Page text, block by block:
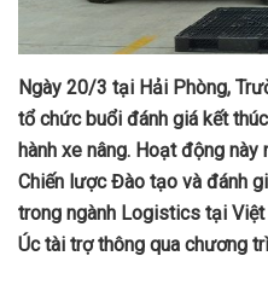
Ngày 20/3 tại Hải Phòng,
tổ chức buổi đánh giá kết
hành xe nâng. Hoạt động
Chiến lược Đào tạo và đánh
trong ngành Logistics tại
Úc tài trợ thông qua chương